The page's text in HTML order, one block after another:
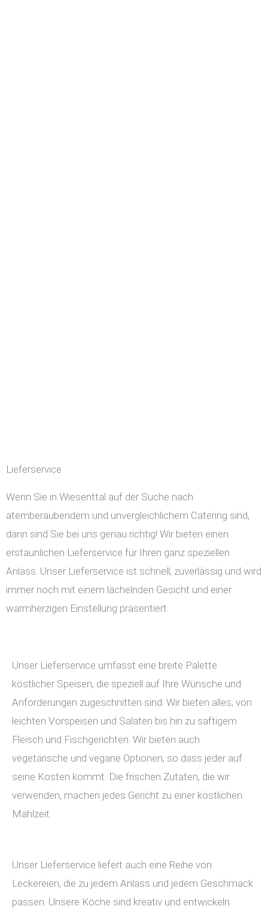
Lieferservice
Wenn Sie in Wiesenttal auf der Suche nach
atemberaubendem und unvergleichlichem Catering sind,
dann sind Sie bei uns genau richtig! Wir bieten einen
erstaunlichen Lieferservice für Ihren ganz speziellen
Anlass. Unser Lieferservice ist schnell, zuverlässig und wird
immer noch mit einem lächelnden Gesicht und einer
warmherzigen Einstellung präsentiert.
Unser Lieferservice umfasst eine breite Palette
köstlicher Speisen, die speziell auf Ihre Wünsche und
Anforderungen zugeschnitten sind. Wir bieten alles, von
leichten Vorspeisen und Salaten bis hin zu saftigem
Fleisch und Fischgerichten. Wir bieten auch
vegetarische und vegane Optionen, so dass jeder auf
seine Kosten kommt. Die frischen Zutaten, die wir
verwenden, machen jedes Gericht zu einer köstlichen
Mahlzeit.
Unser Lieferservice liefert auch eine Reihe von
Leckereien, die zu jedem Anlass und jedem Geschmack
passen. Unsere Köche sind kreativ und entwickeln